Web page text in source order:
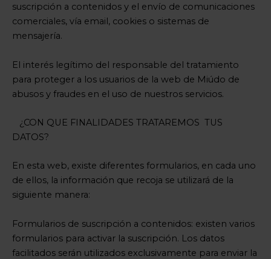
suscripción a contenidos y el envío de comunicaciones
comerciales, vía email, cookies o sistemas de
mensajería.
El interés legítimo del responsable del tratamiento
para proteger a los usuarios de la web de Miúdo de
abusos y fraudes en el uso de nuestros servicios.
¿CON QUE FINALIDADES TRATAREMOS TUS
DATOS?
En esta web, existe diferentes formularios, en cada uno
de ellos, la información que recoja se utilizará de la
siguiente manera:
Formularios de suscripción a contenidos: existen varios
formularios para activar la suscripción. Los datos
facilitados serán utilizados exclusivamente para enviar la